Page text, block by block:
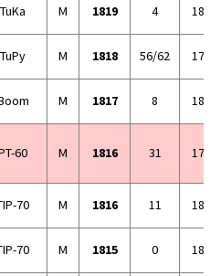
TuKa M 1819 4
TuPy M 1818 56/62
M 1817 8
60 M 1816 31
70 M 1816 11
70 M 1815 0